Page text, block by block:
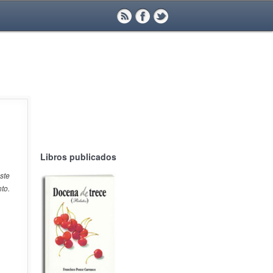
Libros publicados